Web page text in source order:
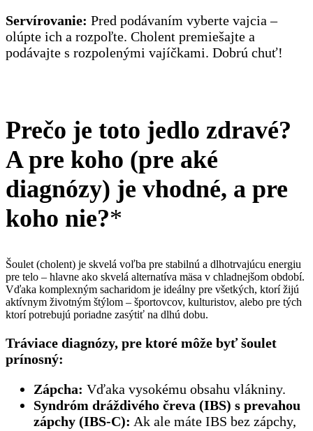
Servírovanie: Pred podávaním vyberte vajcia –
olúpte ich a rozpoľte. Cholent premiešajte a
podávajte s rozpolenými vajíčkami. Dobrú chuť!
Prečo je toto jedlo zdravé?
A pre koho (pre aké
diagnózy) je vhodné, a pre
koho nie?*
Šoulet (cholent) je skvelá voľba pre stabilnú a dlhotrvajúcu energiu
pre telo – hlavne ako skvelá alternatíva mäsa v chladnejšom období.
Vďaka komplexným sacharidom je ideálny pre všetkých, ktorí žijú
aktívnym životným štýlom – športovcov, kulturistov, alebo pre tých
ktorí potrebujú poriadne zasýtiť na dlhú dobu.
Tráviace diagnózy, pre ktoré môže byť šoulet
prínosný:
Zápcha: Vďaka vysokému obsahu vlákniny.
Syndróm dráždivého čreva (IBS) s prevahou
zápchy (IBS-C): Ak ale máte IBS bez zápchy,